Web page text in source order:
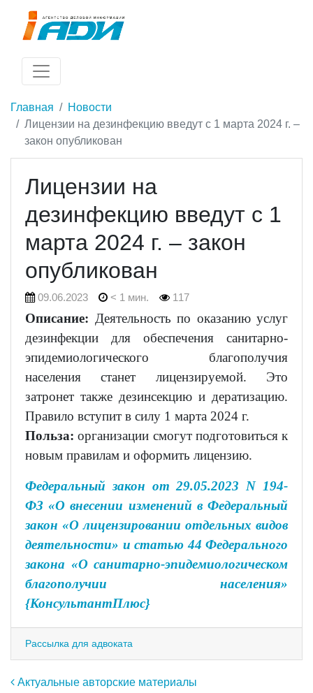
Главная
Новости
Лицензии на дезинфекцию введут с 1 марта 2024 г. –
закон опубликован
Лицензии на
дезинфекцию введут с 1
марта 2024 г. – закон
опубликован
09.06.2023 < 1 мин. 117
Описание: Деятельность по оказанию услуг
дезинфекции для обеспечения санитарно-
эпидемиологического благополучия
населения станет лицензируемой. Это
затронет также дезинсекцию и дератизацию.
Правило вступит в силу 1 марта 2024 г.
Польза: организации смогут подготовиться к
новым правилам и оформить лицензию.
Федеральный закон от 29.05.2023 N 194-
ФЗ «О внесении изменений в Федеральный
закон «О лицензировании отдельных видов
деятельности» и статью 44 Федерального
закона «О санитарно-эпидемиологическом
благополучии населения»
{КонсультантПлюс}
Рассылка для адвоката
Навигация по записям
Актуальные авторские материалы